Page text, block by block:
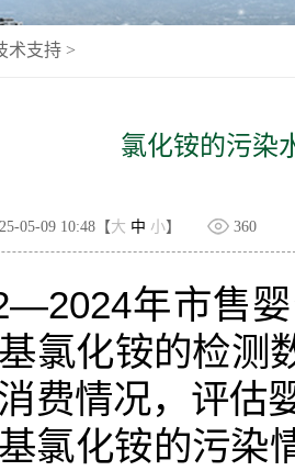
术支持 >
氯化铵的污染
05-09 10:48【大 中 小】 360
年市售
氯化铵的检测
费情况，评估
氯化铵的污染